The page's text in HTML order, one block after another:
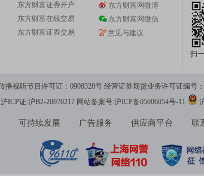
东方财富证券开户
东方财富在线交易
东方财富证券交易
东方财富网微博
东方财富网微信
意见与建议
扫
播视听节目许可证：0908328号 经营证券期货业务许可证编号
沪ICP证:沪B2-20070217 网站备案号:沪ICP备05006054号-11
可持续发展 广告服务 供应商平台 联